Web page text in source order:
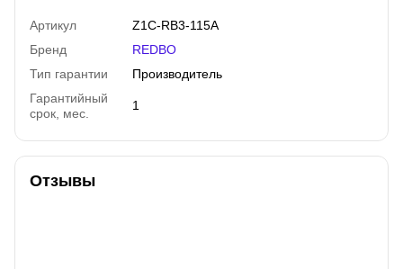
Артикул
Z1C-RB3-115A
Бренд
REDBO
Тип гарантии
Производитель
Гарантийный
срок, мес.
1
Отзывы